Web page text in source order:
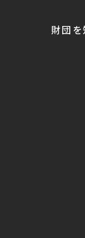
財団を